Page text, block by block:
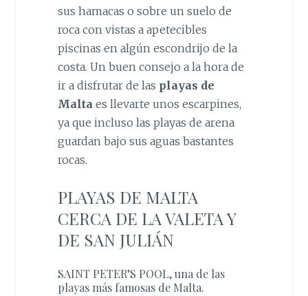
sus hamacas o sobre un suelo de
roca con vistas a apetecibles
piscinas en algún escondrijo de la
costa. Un buen consejo a la hora de
ir a disfrutar de las playas de
Malta es llevarte unos escarpines,
ya que incluso las playas de arena
guardan bajo sus aguas bastantes
rocas.
PLAYAS DE MALTA
CERCA DE LA VALETA Y
DE SAN JULIÁN
SAINT PETER’S POOL, una de las
playas más famosas de Malta.